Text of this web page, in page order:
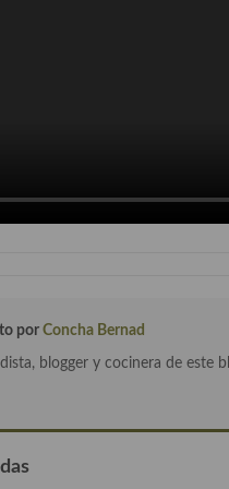
por Concha Bernad
blogger y cocinera de este